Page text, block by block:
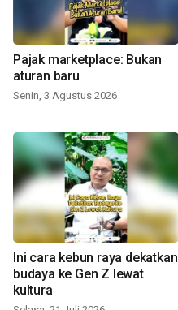
Pajak marketplace: Bukan
aturan baru
Senin, 3 Agustus 2026
Ini cara kebun raya dekatkan
budaya ke Gen Z lewat
kultura